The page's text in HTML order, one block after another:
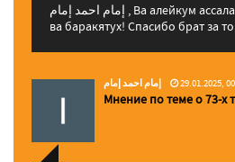
إمام احمد إمام , Ва алейкум ассалам ва рахматуЛлахи
ва баракятух! Спасибо брат за
إمام احمد إمام 29.01.2025,
Мнение по теме о 73-х